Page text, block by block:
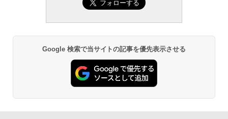
Google 検索で当サイトの記事を優先表示させる